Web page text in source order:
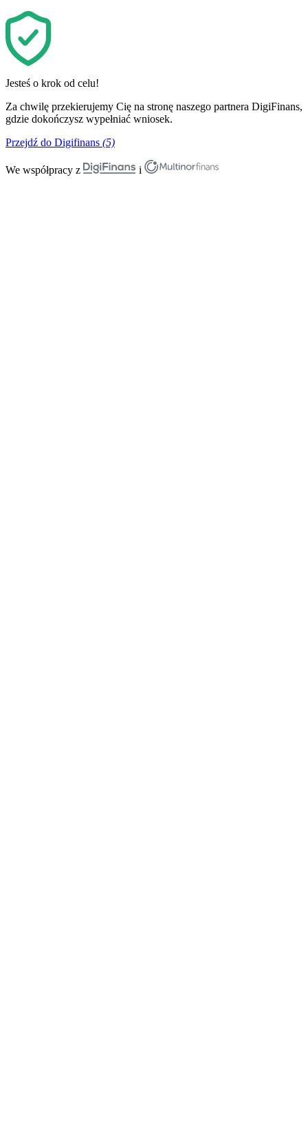
Jesteś o krok od celu!
Za chwilę przekierujemy Cię na stronę naszego partnera DigiFinans,
gdzie dokończysz wypełniać wniosek.
Przejdź do Digifinans (5)
We współpracy z i